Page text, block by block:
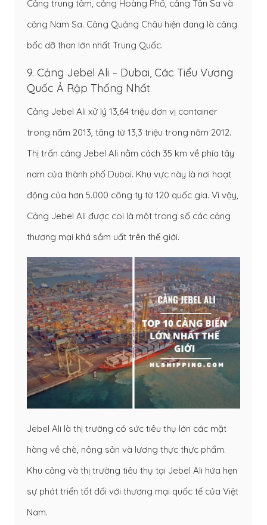
Cảng trung tâm, cảng Hoàng Phố, cảng Tân Sa và
cảng Nam Sa. Cảng Quảng Châu hiện đang là cảng
bốc dỡ than lớn nhất Trung Quốc.
9. Cảng Jebel Ali – Dubai, Các Tiểu Vương
Quốc Ả Rập Thống Nhất
Cảng Jebel Ali xử lý 13,64 triệu đơn vị container
trong năm 2013, tăng từ 13,3 triệu trong năm 2012.
Thị trấn cảng Jebel Ali nằm cách 35 km về phía tây
nam của thành phố Dubai. Khu vực này là nơi hoạt
động của hơn 5.000 công ty từ 120 quốc gia. Vì vậy,
Cảng Jebel Ali được coi là một trong số các cảng
thương mại khá sầm uất trên thế giới.
Jebel Ali là thị trường có sức tiêu thụ lớn các mặt
hàng về chè, nông sản và lương thực thực phẩm.
Khu cảng và thị trường tiêu thụ tại Jebel Ali hứa hẹn
sự phát triển tốt đối với thương mại quốc tế của Việt
Nam.